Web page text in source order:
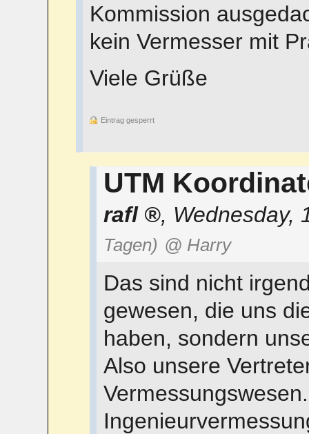
Kommission
kein Vermesser mit
Viele Grüße
Eintrag gesperrt
UTM
rafl , Wednesday,
Tagen) @ Harry
Das sind nicht
gewesen, die uns
haben, sondern
Also unsere